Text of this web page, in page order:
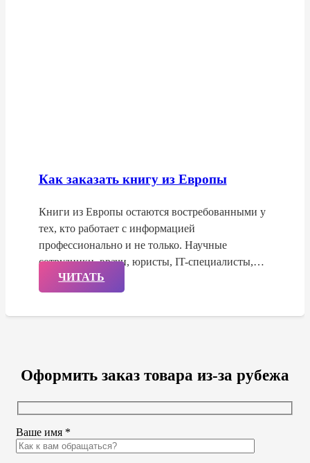
Как заказать книгу из Европы
Книги из Европы остаются востребованными у
тех, кто работает с информацией
профессионально и не только. Научные
сотрудники, врачи, юристы, IT-специалисты,…
ЧИТАТЬ
Оформить заказ товара из-за рубежа
Ваше имя *